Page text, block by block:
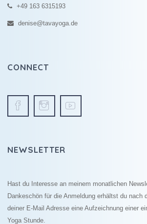
+49 163 6315193
denise@tavayoga.de
CONNECT
NEWSLETTER
Hast du Interesse an meinem monatlichen
Dankeschön für die Anmeldung erhältst du nach
deiner E-Mail Adresse eine Aufzeichnung einer
Yoga Stunde.